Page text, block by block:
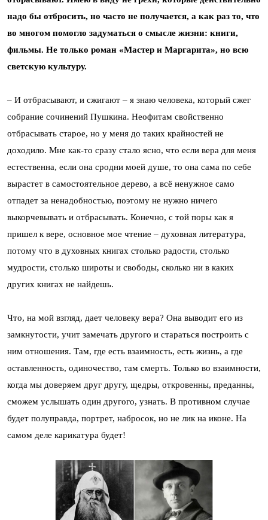
надо бы отбросить, но часто не получается, а как раз то, что
во многом помогло задуматься о смысле жизни: книги,
фильмы. Не только роман «Мастер и Маргарита», но всю
светскую культуру.
– И отбрасывают, и сжигают – я знаю человека, который сжег
собрание сочинений Пушкина. Неофитам свойственно
отбрасывать старое, но у меня до таких крайностей не
доходило. Мне как-то сразу стало ясно, что если вера для меня
естественна, если она сродни моей душе, то она сама по себе
вырастет в самостоятельное дерево, а всё ненужное само
отпадет за ненадобностью, поэтому не нужно ничего
выкорчевывать и отбрасывать. Конечно, с той поры как я
пришел к вере, основное мое чтение – духовная литература,
потому что в духовных книгах столько радости, столько
мудрости, столько широты и свободы, сколько ни в каких
других книгах не найдешь.
Что, на мой взгляд, дает человеку вера? Она выводит его из
замкнутости, учит замечать другого и стараться построить с
ним отношения. Там, где есть взаимность, есть жизнь, а где
оставленность, одиночество, там смерть. Только во взаимности,
когда мы доверяем друг другу, щедры, откровенны, преданны,
сможем услышать один другого, узнать. В противном случае
будет полуправда, портрет, набросок, но не лик на иконе. На
самом деле карикатура будет!